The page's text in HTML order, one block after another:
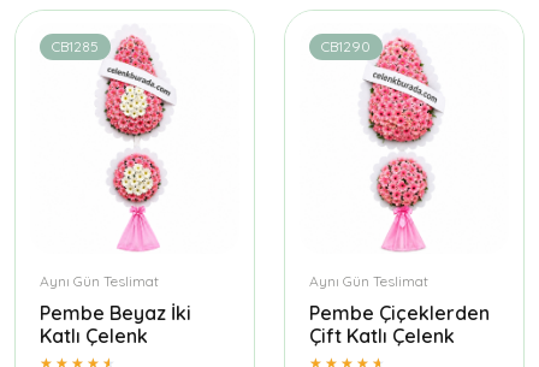
CB1285
Aynı Gün Teslimat
Pembe Beyaz İki
Katlı Çelenk
CB1290
Aynı Gün Teslimat
Pembe Çiçeklerden
Çift Katlı Çelenk